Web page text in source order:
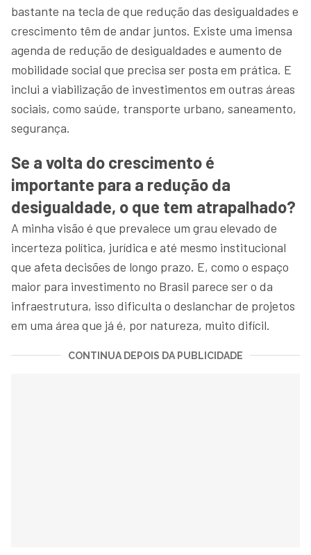
bastante na tecla de que redução das desigualdades e
crescimento têm de andar juntos. Existe uma imensa
agenda de redução de desigualdades e aumento de
mobilidade social que precisa ser posta em prática. E
inclui a viabilização de investimentos em outras áreas
sociais, como saúde, transporte urbano, saneamento,
segurança.
Se a volta do crescimento é
importante para a redução da
desigualdade, o que tem atrapalhado?
A minha visão é que prevalece um grau elevado de
incerteza política, jurídica e até mesmo institucional
que afeta decisões de longo prazo. E, como o espaço
maior para investimento no Brasil parece ser o da
infraestrutura, isso dificulta o deslanchar de projetos
em uma área que já é, por natureza, muito difícil.
CONTINUA DEPOIS DA PUBLICIDADE